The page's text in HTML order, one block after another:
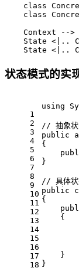
class
class
Context -->
State <|..
State <|..
状态模式的实
1
2
3
4
5
6
7
8
9
10
11
12
13
14
15
16
17
18
using
// 抽象状
public
{
}
// 具体状
public
{
    {
    }
}